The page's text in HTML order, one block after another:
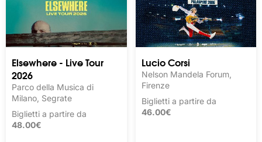
Elsewhere - Live Tour
2026
Parco della Musica di
Milano, Segrate
Biglietti a partire da
48.00€
Lucio Corsi
Nelson Mandela Forum,
Firenze
Biglietti a partire da
46.00€